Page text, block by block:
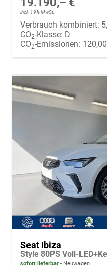
incl. 19% MwSt.
Verbrauch kombiniert:
CO2-Klasse: D
CO2-Emissionen:
Seat Ibiza
sofort lieferbar Neuwagen